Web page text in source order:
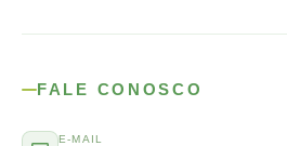
FALE CONOSCO
E-MAIL